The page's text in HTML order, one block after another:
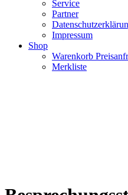
Service
Partner
Impressum
Shop
Warenkorb
Merkliste